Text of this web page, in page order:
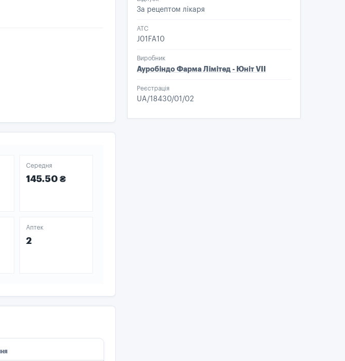
Середня
145.50 ₴
Аптек
2
За рецептом лікаря
ATC
J01FA10
Виробник
Ауробіндо Фарма Лімітед - Юніт VІІ
Реєстрація
UA/18430/01/02